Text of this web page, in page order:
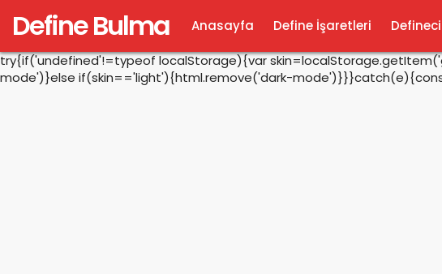
try{if('undefined'!=typeof localStorage){var
mode')}else if(skin=='light'){html.remove('dark-
Define Bulma Anasayfa Define İşaretleri